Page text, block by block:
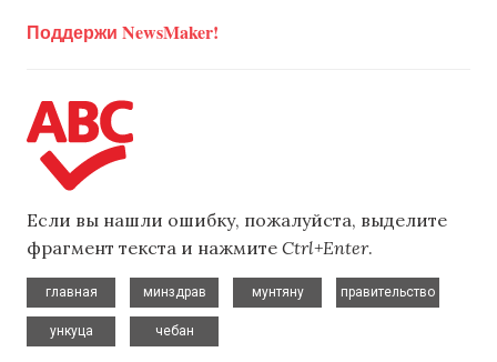
Поддержи NewsMaker!
Если вы нашли ошибку, пожалуйста, выделите
фрагмент текста и нажмите Ctrl+Enter.
главная
минздрав
мунтяну
правительство
ункуца
чебан